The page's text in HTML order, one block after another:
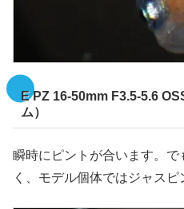
E PZ 16-50mm F3.5-5.6
ム）
瞬時にピントが合います。
く、モデル個体ではジャスピ